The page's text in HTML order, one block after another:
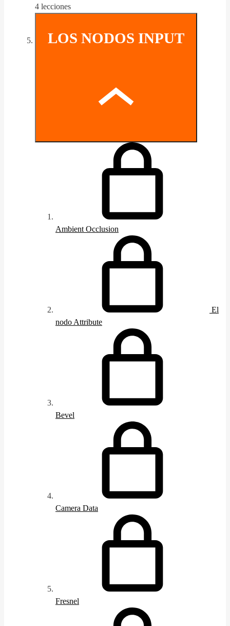
4 lecciones
LOS NODOS INPUT
Ambient Occlusion
El
nodo Attribute
Bevel
Camera Data
Fresnel